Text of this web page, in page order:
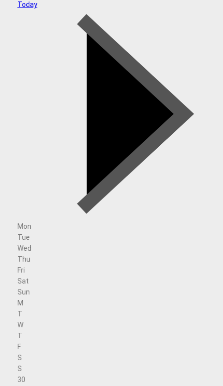
Today
Mon
Tue
Wed
Thu
Fri
Sat
Sun
M
T
W
T
F
S
S
30